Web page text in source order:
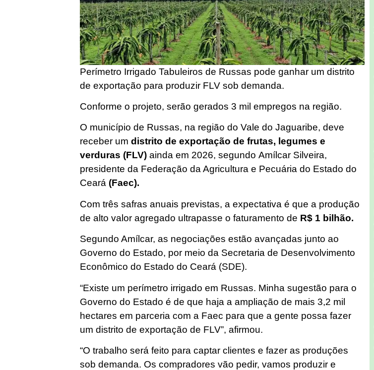
Perímetro Irrigado Tabuleiros de Russas pode ganhar um distrito
de exportação para produzir FLV sob demanda.
Conforme o projeto, serão gerados 3 mil empregos na região.
O município de Russas, na região do Vale do Jaguaribe, deve
receber umdistrito de exportação de frutas, legumes e
verduras (FLV) ainda em 2026, segundo Amílcar Silveira,
presidente da Federação da Agricultura e Pecuária do Estado do
Ceará (Faec).
Com três safras anuais previstas, a expectativa é que a produção
de alto valor agregado ultrapasse o faturamento de R$ 1 bilhão.
Segundo Amílcar, as negociações estão avançadas junto ao
Governo do Estado, por meio da Secretaria de Desenvolvimento
Econômico do Estado do Ceará (SDE).
“Existe um perímetro irrigado em Russas. Minha sugestão para o
Governo do Estado é de que haja a ampliação de mais 3,2 mil
hectares em parceria com a Faec para que a gente possa fazer
um distrito de exportação de FLV”, afirmou.
“O trabalho será feito para captar clientes e fazer as produções
sob demanda. Os compradores vão pedir, vamos produzir e